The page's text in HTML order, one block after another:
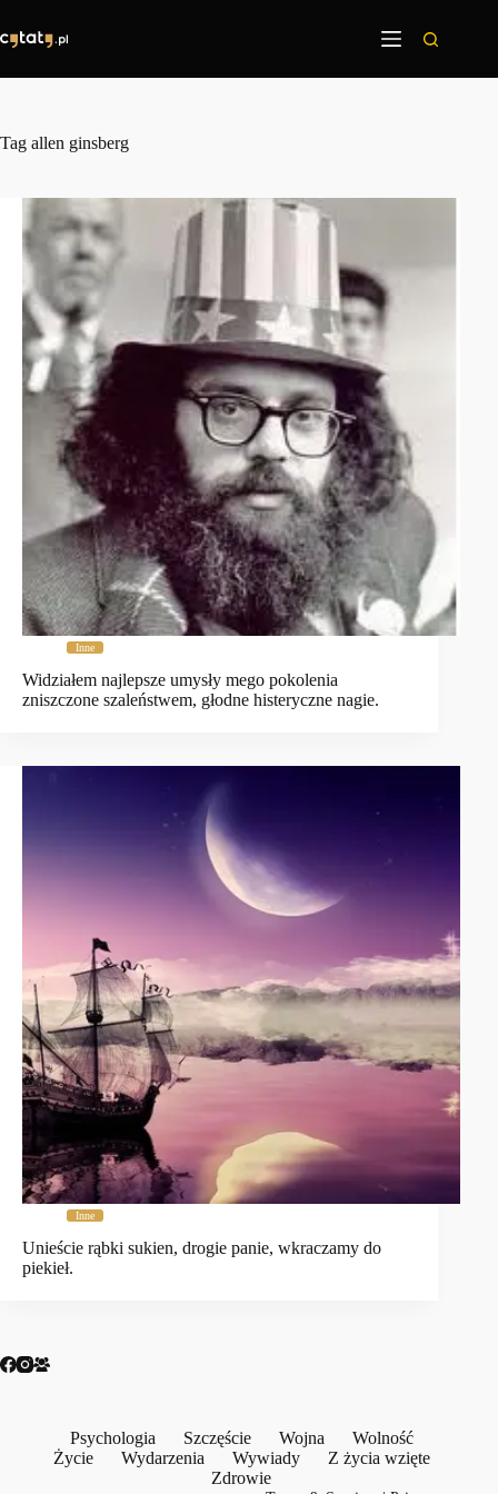
treści
Tag allen ginsberg
Inne
Widziałem najlepsze umysły mego pokolenia
zniszczone szaleństwem, głodne histeryczne nagie.
Inne
Unieście rąbki sukien, drogie panie, wkraczamy do
piekieł.
Psychologia Szczęście Wojna
Wolność
Życie
Wydarzenia Wywiady
Z życia wzięte
Zdrowie